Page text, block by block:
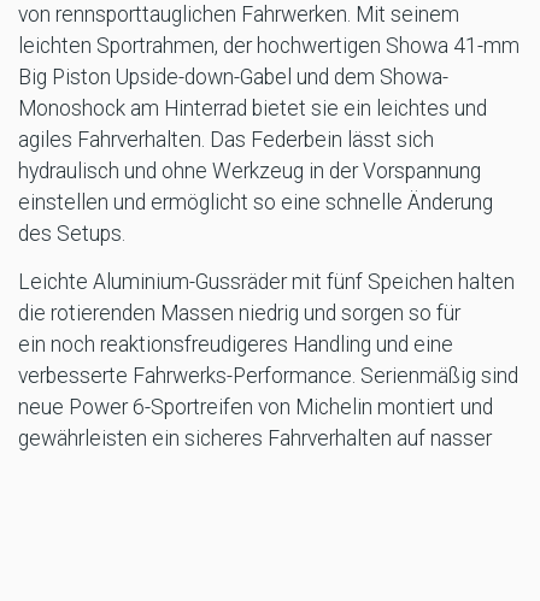
von rennsporttauglichen Fahrwerken. Mit seinem
leichten Sportrahmen, der hochwertigen Showa 41-mm
Big Piston Upside-down-Gabel und dem Showa-
Monoshock am Hinterrad bietet sie ein leichtes und
agiles Fahrverhalten. Das Federbein lässt sich
hydraulisch und ohne Werkzeug in der Vorspannung
einstellen und ermöglicht so eine schnelle Änderung
des Setups.
Leichte Aluminium-Gussräder mit fünf Speichen halten
die rotierenden Massen niedrig und sorgen so für
ein noch reaktionsfreudigeres Handling und eine
verbesserte Fahrwerks-Performance. Serienmäßig sind
neue Power 6-Sportreifen von Michelin montiert und
gewährleisten ein sicheres Fahrverhalten auf nasser